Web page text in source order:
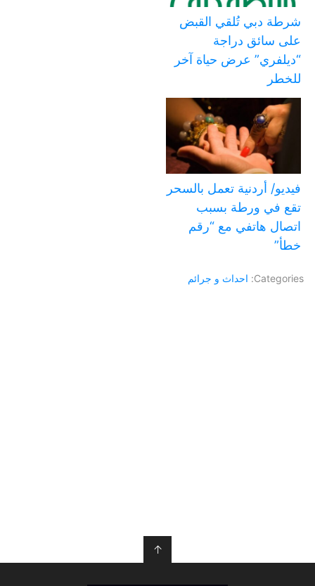
شرطة دبي تُلقي القبض
على سائق دراجة
“ديلفري” عرض حياة آخر
للخطر
فيديو/ أردنية تعمل بالسحر
تقع في ورطة بسبب
اتصال هاتفي مع “رقم
خطأ”
Categories: احداث و جرائم
↑